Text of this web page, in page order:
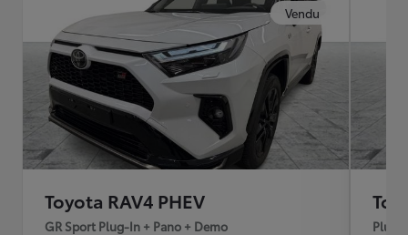
Vendu
Toyota RAV4 PHEV
GR Sport Plug-In + Pano + Demo
Plug-